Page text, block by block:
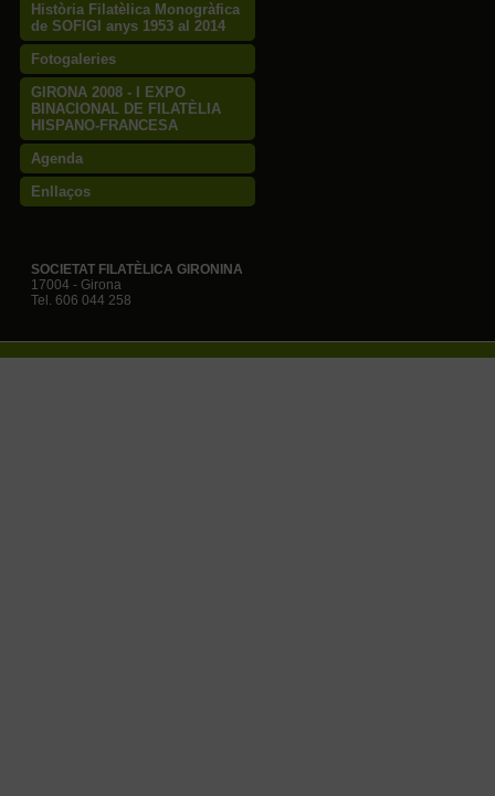
Història Filatèlica Monogràfica
de SOFIGI anys 1953 al 2014
Fotogaleries
GIRONA 2008 - I EXPO
BINACIONAL DE FILATÈLIA
HISPANO-FRANCESA
Agenda
Enllaços
SOCIETAT FILATÈLICA GIRONINA
17004 - Girona
Tel. 606 044 258